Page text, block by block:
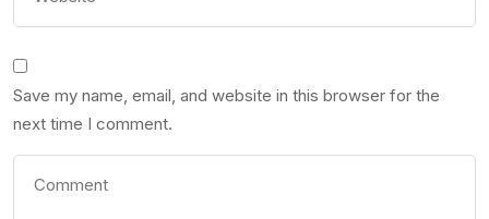
Save my name, email, and website in this browser for the
next time I comment.